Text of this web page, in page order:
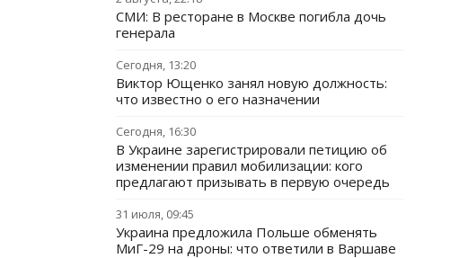
СМИ: В ресторане в Москве погибла дочь
генерала
Сегодня, 13:20
Виктор Ющенко занял новую должность:
что известно о его назначении
Сегодня, 16:30
В Украине зарегистрировали петицию об
изменении правил мобилизации: кого
предлагают призывать в первую очередь
31 июля, 09:45
Украина предложила Польше обменять
МиГ-29 на дроны: что ответили в Варшаве